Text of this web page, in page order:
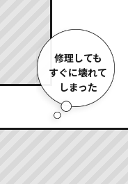
修理しても
すぐに壊れて
しまった